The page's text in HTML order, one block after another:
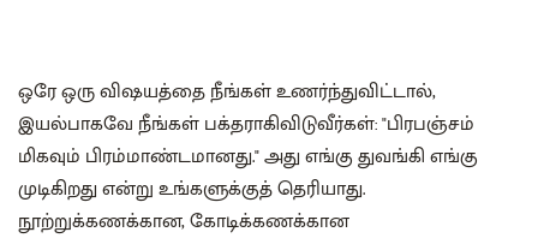
ஒரே ஒரு விஷயத்தை நீங்கள் உணர்ந்துவிட்டால்,
இயல்பாகவே நீங்கள் பக்தராகிவிடுவீர்கள்: "பிரபஞ்சம்
மிகவும் பிரம்மாண்டமானது." அது எங்கு துவங்கி எங்கு
முடிகிறது என்று உங்களுக்குத் தெரியாது.
நூற்றுக்கணக்கான, கோடிக்கணக்கான